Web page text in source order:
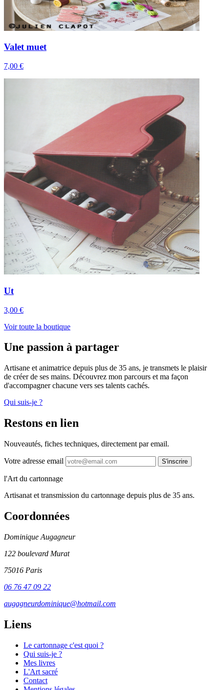
Valet muet
7,00 €
Ut
3,00 €
Voir toute la boutique
Une passion à partager
Artisane et animatrice depuis plus de 35 ans, je transmets le plaisir
de créer de ses mains. Découvrez mon parcours et ma façon
d'accompagner chacune vers ses talents cachés.
Qui suis-je ?
Restons en lien
Nouveautés, fiches techniques, directement par email.
Votre adresse email S'inscrire
l'Art du cartonnage
Artisanat et transmission du cartonnage depuis plus de 35 ans.
Coordonnées
Dominique Augagneur
122 boulevard Murat
75016 Paris
06 76 47 09 22
augagneurdominique@hotmail.com
Liens
Le cartonnage c'est quoi ?
Qui suis-je ?
Mes livres
L'Art sacré
Contact